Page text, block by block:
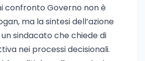
confronto Governo non è
ma la sintesi dell’azione
sindacato che chiede di
nei processi decisionali.